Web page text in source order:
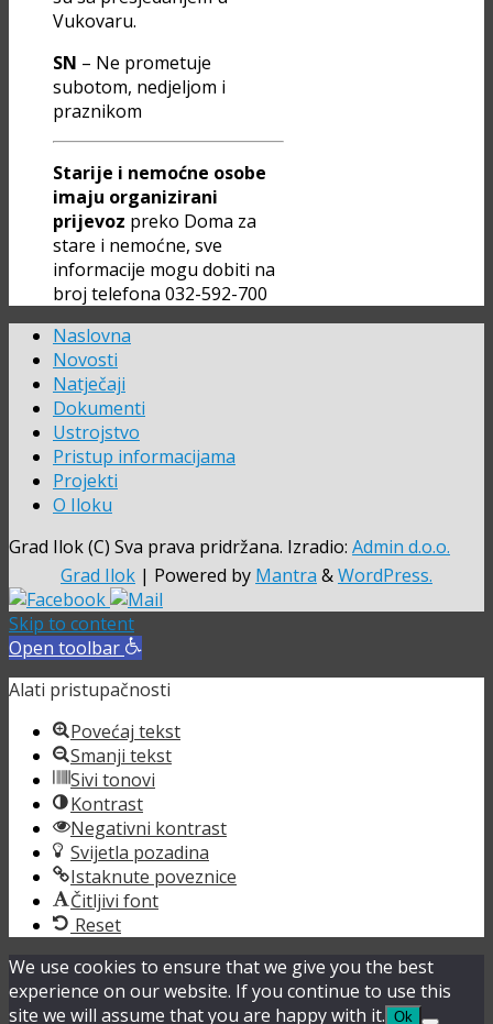
Vukovaru.
SN – Ne prometuje
subotom, nedjeljom i
praznikom
Starije i nemoćne osobe
imaju organizirani
prijevoz preko Doma za
stare i nemoćne, sve
informacije mogu dobiti na
broj telefona 032-592-700
Naslovna
Novosti
Natječaji
Dokumenti
Ustrojstvo
Pristup informacijama
Projekti
O Iloku
Grad Ilok (C) Sva prava pridržana. Izradio: Admin d.o.o.
Grad Ilok | Powered by Mantra &WordPress.
Skip to content
Open toolbar
Alati pristupačnosti
Povećaj tekst
Smanji tekst
Sivi tonovi
Kontrast
Negativni kontrast
Svijetla pozadina
Istaknute poveznice
Čitljivi font
Reset
We use cookies to ensure that we give you the best
experience on our website. If you continue to use this
site we will assume that you are happy with it. Ok